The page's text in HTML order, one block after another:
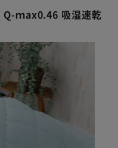
Q-ｍax0.46 吸湿速乾